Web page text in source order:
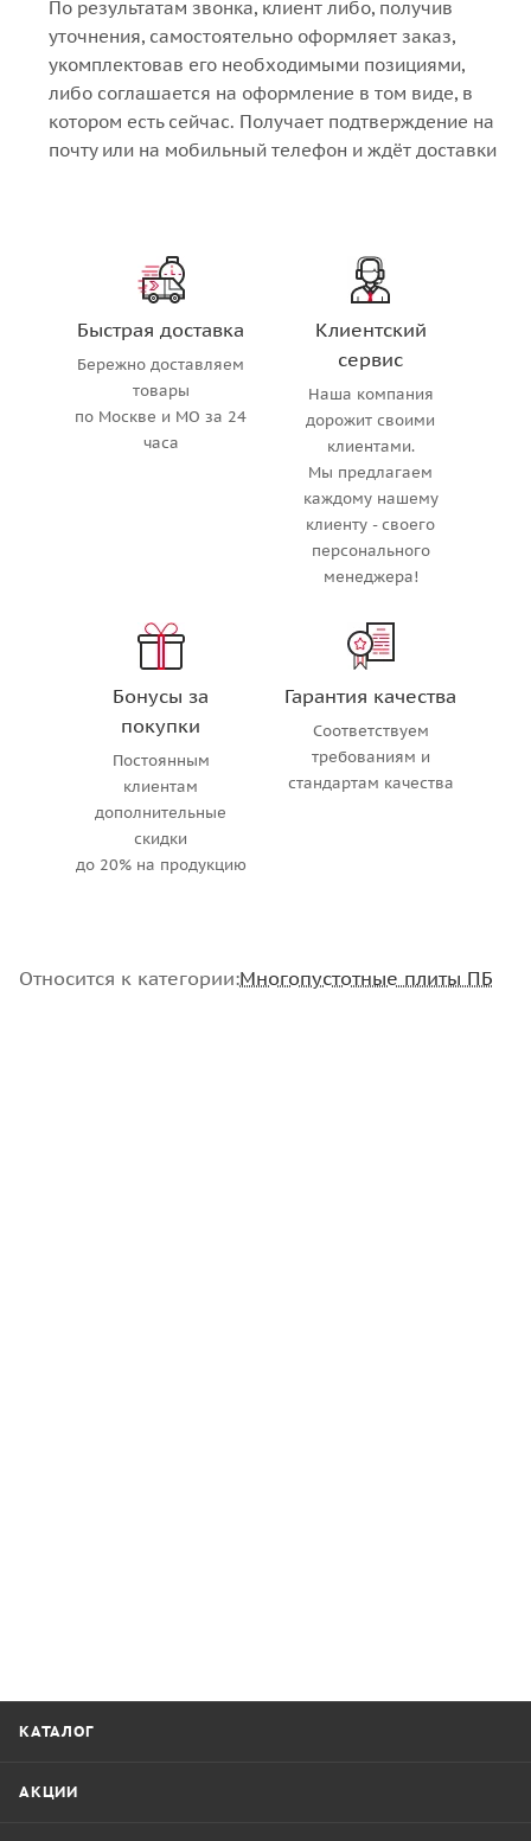
По результатам звонка, клиент либо, получив
уточнения, самостоятельно оформляет заказ,
укомплектовав его необходимыми позициями,
либо соглашается на оформление в том виде, в
котором есть сейчас. Получает подтверждение на
почту или на мобильный телефон и ждёт доставки
Быстрая доставка
Бережно доставляем
товары
по Москве и МО за 24
часа
Клиентский
сервис
Наша компания
дорожит своими
клиентами.
Мы предлагаем
каждому нашему
клиенту - своего
персонального
менеджера!
Бонусы за
покупки
Постоянным
клиентам
дополнительные
скидки
до 20% на продукцию
Гарантия качества
Соответствуем
требованиям и
стандартам качества
Относится к категории:Многопустотные плиты ПБ
КАТАЛОГ
АКЦИИ